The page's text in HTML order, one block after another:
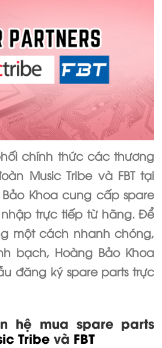
chính thức các thương
Music Tribe và FBT tại
Khoa cung cấp spare
trực tiếp từ hãng. Để
một cách nhanh chóng,
bạch, Hoàng Bảo Khoa
đăng ký spare parts trực
hệ mua spare parts
Tribe và FBT